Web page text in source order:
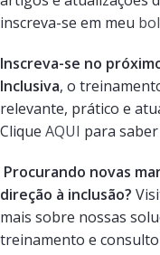
inscreva-se em meu
Inscreva-se no
Inclusiva, o
relevante, prático e
Clique AQUI para
Procurando novas
direção à inclusão?
mais sobre nossas
treinamento e